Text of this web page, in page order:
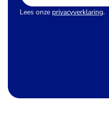
Lees onze privacyverklaring.